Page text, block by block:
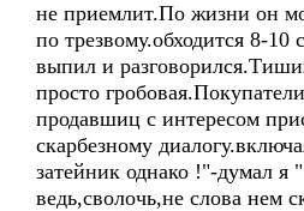
не приемлит.По жизни он
по трезвому.обходится 8-10
выпил и
просто
продавшиц с интересом
скарбезному
затейник однако !"-думал я
ведь,сволочь,не слова нем